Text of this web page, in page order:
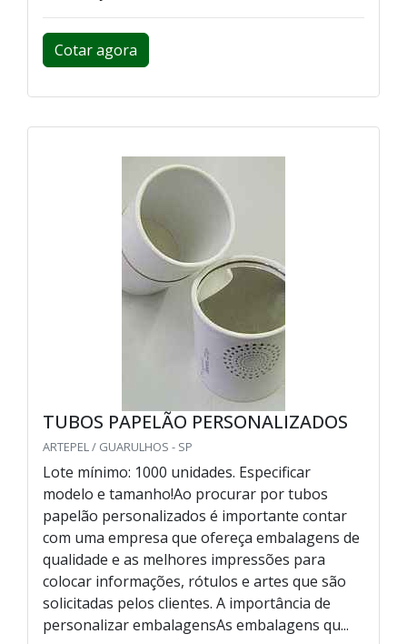
Cotar agora
TUBOS PAPELÃO PERSONALIZADOS
ARTEPEL / GUARULHOS - SP
Lote mínimo: 1000 unidades. Especificar
modelo e tamanho!Ao procurar por tubos
papelão personalizados é importante contar
com uma empresa que ofereça embalagens de
qualidade e as melhores impressões para
colocar informações, rótulos e artes que são
solicitadas pelos clientes. A importância de
personalizar embalagensAs embalagens qu...